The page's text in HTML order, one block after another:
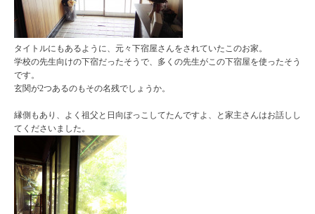
タイトルにもあるように、元々下宿屋さんをされていたこのお家。
学校の先生向けの下宿だったそうで、多くの先生がこの下宿屋を使ったそう
です。
玄関が2つあるのもその名残でしょうか。
縁側もあり、よく祖父と日向ぼっこしてたんですよ、と家主さんはお話しし
てくださいました。